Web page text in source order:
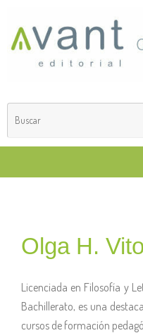
Olga H.
Licenciada en Filosofía y
Bachillerato, es una
cursos de formación